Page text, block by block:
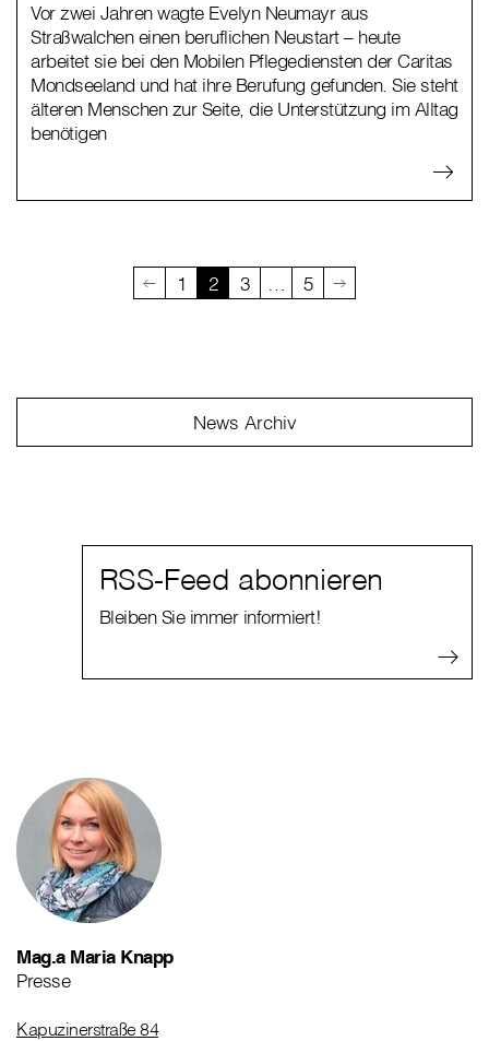
Vor zwei Jahren wagte Evelyn Neumayr aus
Straßwalchen einen beruflichen Neustart – heute
arbeitet sie bei den Mobilen Pflegediensten der Caritas
Mondseeland und hat ihre Berufung gefunden. Sie steht
älteren Menschen zur Seite, die Unterstützung im Alltag
benötigen
1 2 3 5
News Archiv
RSS-Feed abonnieren
Bleiben Sie immer informiert!
Mag.a Maria Knapp
Presse
Kapuzinerstraße 84